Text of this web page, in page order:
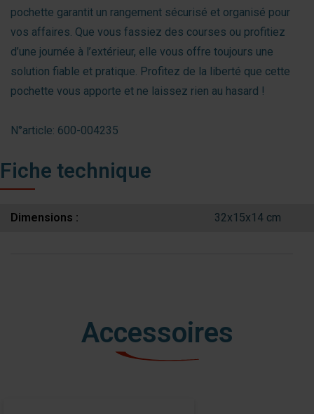
pochette garantit un rangement sécurisé et organisé pour
vos affaires. Que vous fassiez des courses ou profitiez
d’une journée à l’extérieur, elle vous offre toujours une
solution fiable et pratique. Profitez de la liberté que cette
pochette vous apporte et ne laissez rien au hasard !
N°article: 600-004235
Fiche technique
Dimensions : 32x15x14 cm
Accessoires